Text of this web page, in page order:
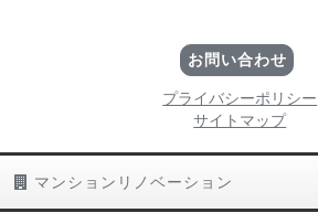
お問い合わせ
プライバシーポリシー
サイトマップ
マンションリノベーション